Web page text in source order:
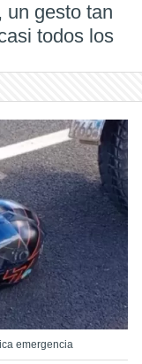
un gesto tan
todos los
emergencia